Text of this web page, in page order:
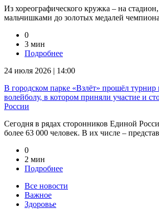
Из хореографического кружка – на
мальчишками до золотых медалей
0
3 мин
Подробнее
24 июля 2026 | 14:00
В городском парке «Взлёт» прошёл
волейболу, в котором приняли участие и
России
Сегодня в рядах сторонников Единой
более 63 000 человек. В их числе –
0
2 мин
Подробнее
Все новости
Важное
Здоровье